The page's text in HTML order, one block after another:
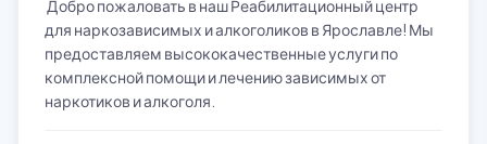
Добро пожаловать в наш Реабилитационный центр
для наркозависимых и алкоголиков в Ярославле! Мы
предоставляем высококачественные услуги по
комплексной помощи и лечению зависимых от
наркотиков и алкоголя.